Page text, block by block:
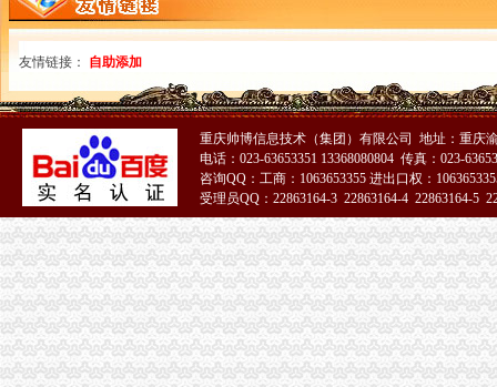
北京各区一般纳税人资格查询帮助你three_周边服务栏目_机电之家网
一般纳税人资格查询_中华文本库
一般纳税人咨询处-深圳58同城
如何查询增值税一般纳税人认定信息？_资料网
一般纳税人查询广东税务局版2.4.0安卓版-新云软件园
如何查询一般纳税人资格_百度经验
青岛一般纳税人查询
一般纳税人查询
【临沂公司注册：记账报税、会计咨询、一般纳税人】-临沂临沂周边
工商注册,代理记账,一般纳税人申报-株洲吉信会计咨询有限公司
一般纳税人查询
重庆一般纳税人资格查询
一般纳税人查询一般纳税人查询
重庆一般纳税人资格查询：http://218.70.65.72:3002/fpcx/
重庆一般纳税人申请：路源咨询—专业代办安全生产许可证-重庆爱问
一般纳税人信息查询
友情链接： 自助添加
重庆帅博信息技术（集团）有限公司 地址：重庆
电话：023-63653351 13368080804 传真：023-
咨询QQ：工商：1063653355 进出口权：
受理员QQ：22863164-3 22863164-4 22863164-5